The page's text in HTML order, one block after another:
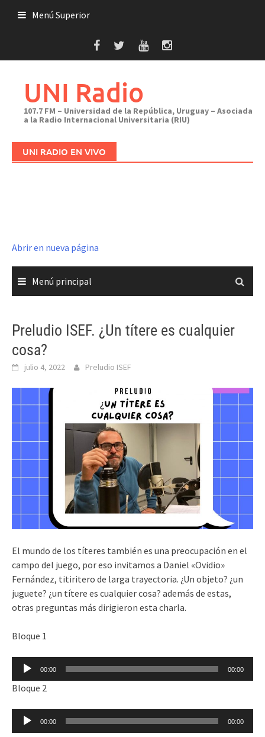
Menú Superior
UNI Radio
107.7 FM – Universidad de la República, Uruguay – Asociada
a la Radio Internacional Universitaria (RIU)
UNI RADIO EN VIVO
Abrir en nueva página
Menú principal
Preludio ISEF. ¿Un títere es cualquier
cosa?
julio 4, 2022 Preludio ISEF
El mundo de los títeres también es una preocupación en el
campo del juego, por eso invitamos a Daniel «Ovidio»
Fernández, titiritero de larga trayectoria. ¿Un objeto? ¿un
juguete? ¿un títere es cualquier cosa? además de estas,
otras preguntas más dirigieron esta charla.
Bloque 1
Reproductor
audio
00:00 00:00
Bloque 2
Reproductor
00:00 00:00